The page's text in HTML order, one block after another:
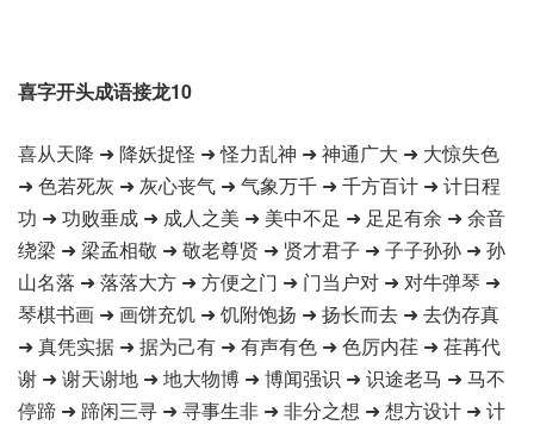
喜字开头成语接龙10
喜从天降 ➜ 降妖捉怪 ➜ 怪力乱神 ➜ 神通广大 ➜ 大惊失色
➜ 色若死灰 ➜ 灰心丧气 ➜ 气象万千 ➜ 千方百计 ➜ 计日程
功 ➜ 功败垂成 ➜ 成人之美 ➜ 美中不足 ➜ 足足有余 ➜ 余音
绕梁 ➜ 梁孟相敬 ➜ 敬老尊贤 ➜ 贤才君子 ➜ 子子孙孙 ➜ 孙
山名落 ➜ 落落大方 ➜ 方便之门 ➜ 门当户对 ➜ 对牛弹琴 ➜
琴棋书画 ➜ 画饼充饥 ➜ 饥附饱扬 ➜ 扬长而去 ➜ 去伪存真
➜ 真凭实据 ➜ 据为己有 ➜ 有声有色 ➜ 色厉内荏 ➜ 荏苒代
谢 ➜ 谢天谢地 ➜ 地大物博 ➜ 博闻强识 ➜ 识途老马 ➜ 马不
停蹄 ➜ 蹄闲三寻 ➜ 寻事生非 ➜ 非分之想 ➜ 想方设计 ➜ 计